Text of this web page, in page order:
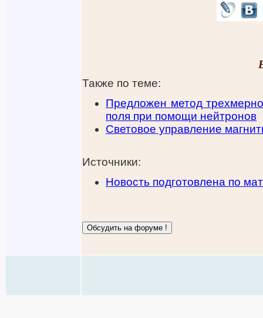
Также по теме:
Предложен метод
поля при помощи нейтронов
Световое управление
Источники:
Новость подготовлена по